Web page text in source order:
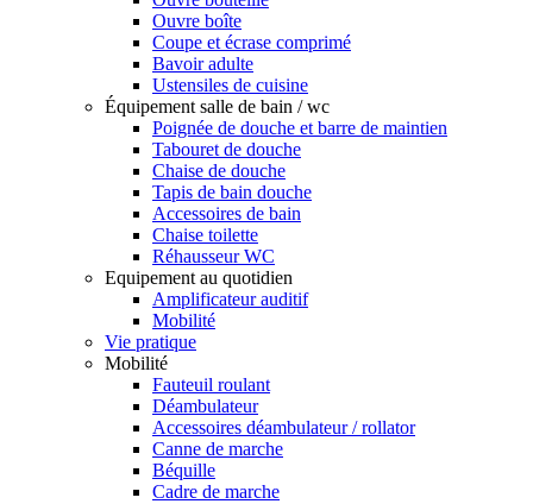
Ouvre boîte
Coupe et écrase comprimé
Bavoir adulte
Ustensiles de cuisine
Équipement salle de bain / wc
Poignée de douche et barre de maintien
Tabouret de douche
Chaise de douche
Tapis de bain douche
Accessoires de bain
Chaise toilette
Réhausseur WC
Equipement au quotidien
Amplificateur auditif
Mobilité
Vie pratique
Mobilité
Fauteuil roulant
Déambulateur
Accessoires déambulateur / rollator
Canne de marche
Béquille
Cadre de marche